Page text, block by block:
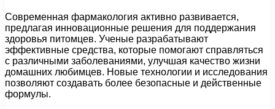
Современная фармакология активно развивается,
предлагая инновационные решения для поддержания
здоровья питомцев. Ученые разрабатывают
эффективные средства, которые помогают справляться
с различными заболеваниями, улучшая качество жизни
домашних любимцев. Новые технологии и исследования
позволяют создавать более безопасные и действенные
формулы.